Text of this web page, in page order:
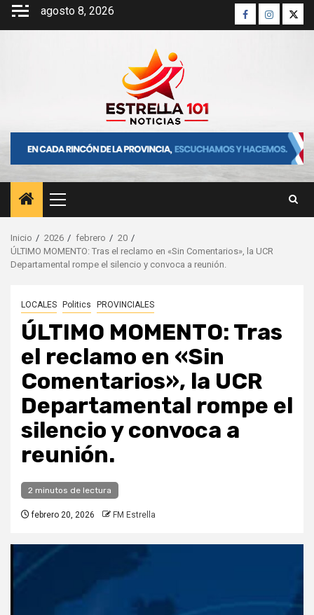
Saltar
agosto 8, 2026 Facebook
Instagram
Menú
principal
Inicio 2026 febrero
20
ÚLTIMO MOMENTO: Tras el reclamo en «Sin Comentarios», la UCR
Departamental rompe el silencio y convoca a reunión.
LOCALES Politics PROVINCIALES
ÚLTIMO MOMENTO: Tras
el reclamo en «Sin
Comentarios», la UCR
Departamental rompe el
silencio y convoca a
reunión.
2 minutos de lectura
febrero 20, 2026 FM Estrella